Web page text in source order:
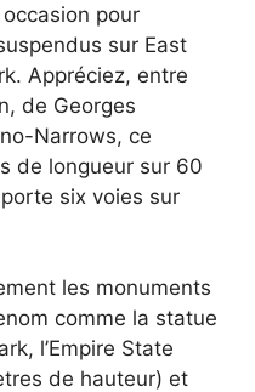
pour
sur East
Appréciez, entre
de Georges
Narrows, ce
de longueur sur 60
six voies sur
les monuments
comme la statue
l’Empire State
de hauteur) et